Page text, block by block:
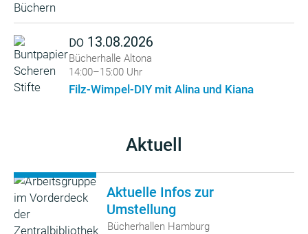
DO 13.08.2026
Bücherhalle Altona
14:00–15:00 Uhr
Filz-Wimpel-DIY mit Alina und Kiana
Aktuell
Aktuelle Infos zur
Umstellung
Bücherhallen Hamburg